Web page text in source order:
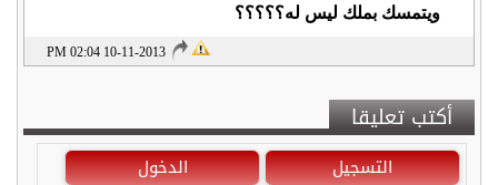
ويتمسك بملك ليس له؟؟؟؟؟
10-11-2013 02:04 PM
أكتب تعليقا
التسجيل الدخول